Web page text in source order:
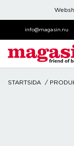
info@magasin.nu
STARTSIDA